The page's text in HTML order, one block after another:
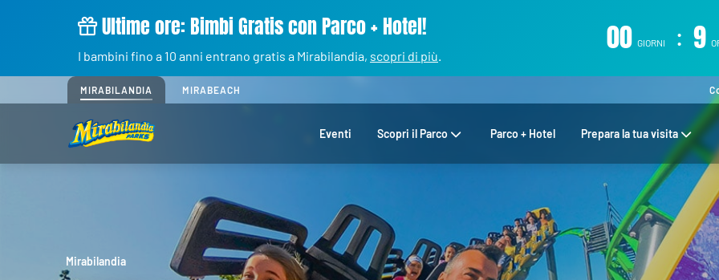
Ultime ore: Bimbi Gratis con Parco + Hotel!
I bambini fino a 10 anni entrano gratis a Mirabilandia, scopri di più. 00 GIORNI : 9
MIRABILANDIA MIRABEACH
Eventi Scopri il Parco Parco + Hotel Prepara la tua visita
Mirabilandia